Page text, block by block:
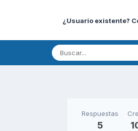
¿Usuario existente?
Respuestas
5